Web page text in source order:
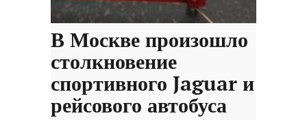
В Москве произошло
столкновение
спортивного Jaguar и
рейсового автобуса